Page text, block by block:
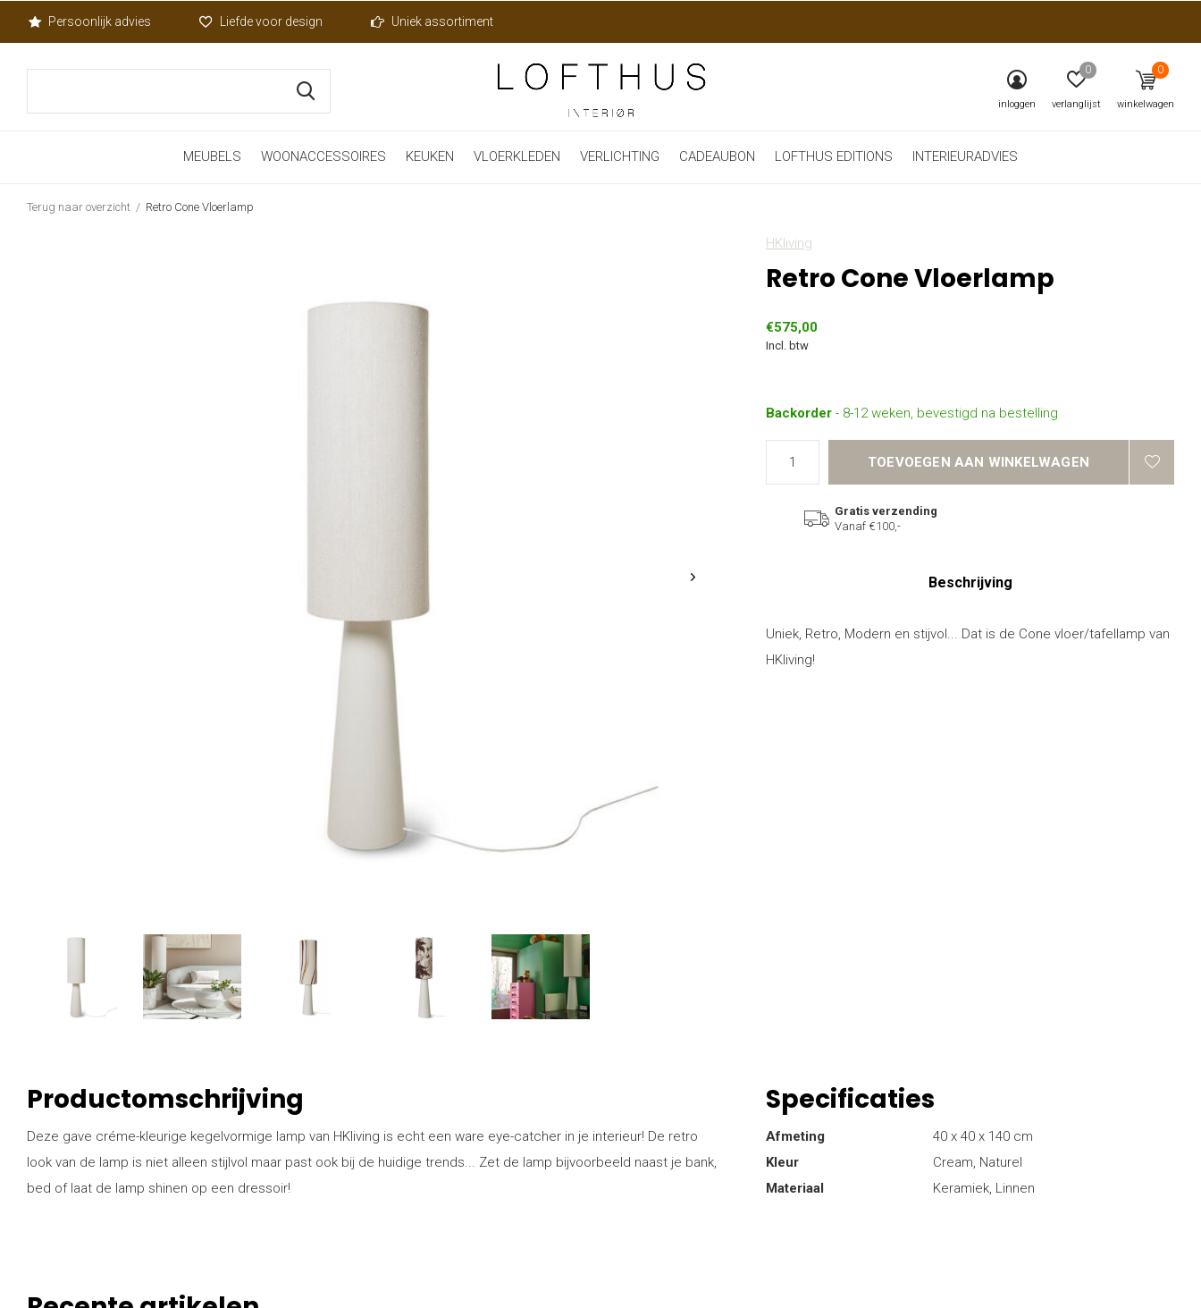
MEUBELS WOONACCESSOIRES KEUKEN VLOERKLEDEN VERLICHTING CADEAUBON LOFTHUS EDITIONS INTERIEURADVIES
inloggen verlanglijst
0
winkelwagen
0
Persoonlijk advies Liefde voor design Uniek assortiment
Terug naar overzicht Retro Cone Vloerlamp
HKliving
Retro Cone Vloerlamp
€575,00
Incl. btw
Backorder - 8-12 weken, bevestigd na bestelling
TOEVOEGEN AAN WINKELWAGEN
Gratis verzending
Vanaf €100,-
Beschrijving
Uniek, Retro, Modern en stijvol... Dat is de Cone vloer/tafellamp van
HKliving!
Productomschrijving
Deze gave créme-kleurige kegelvormige lamp van HKliving is echt een ware eye-catcher in je interieur! De retro
look van de lamp is niet alleen stijlvol maar past ook bij de huidige trends... Zet de lamp bijvoorbeeld naast je bank,
bed of laat de lamp shinen op een dressoir!
Specificaties
Afmeting
40 x 40 x 140 cm
Kleur
Cream, Naturel
Materiaal
Keramiek, Linnen